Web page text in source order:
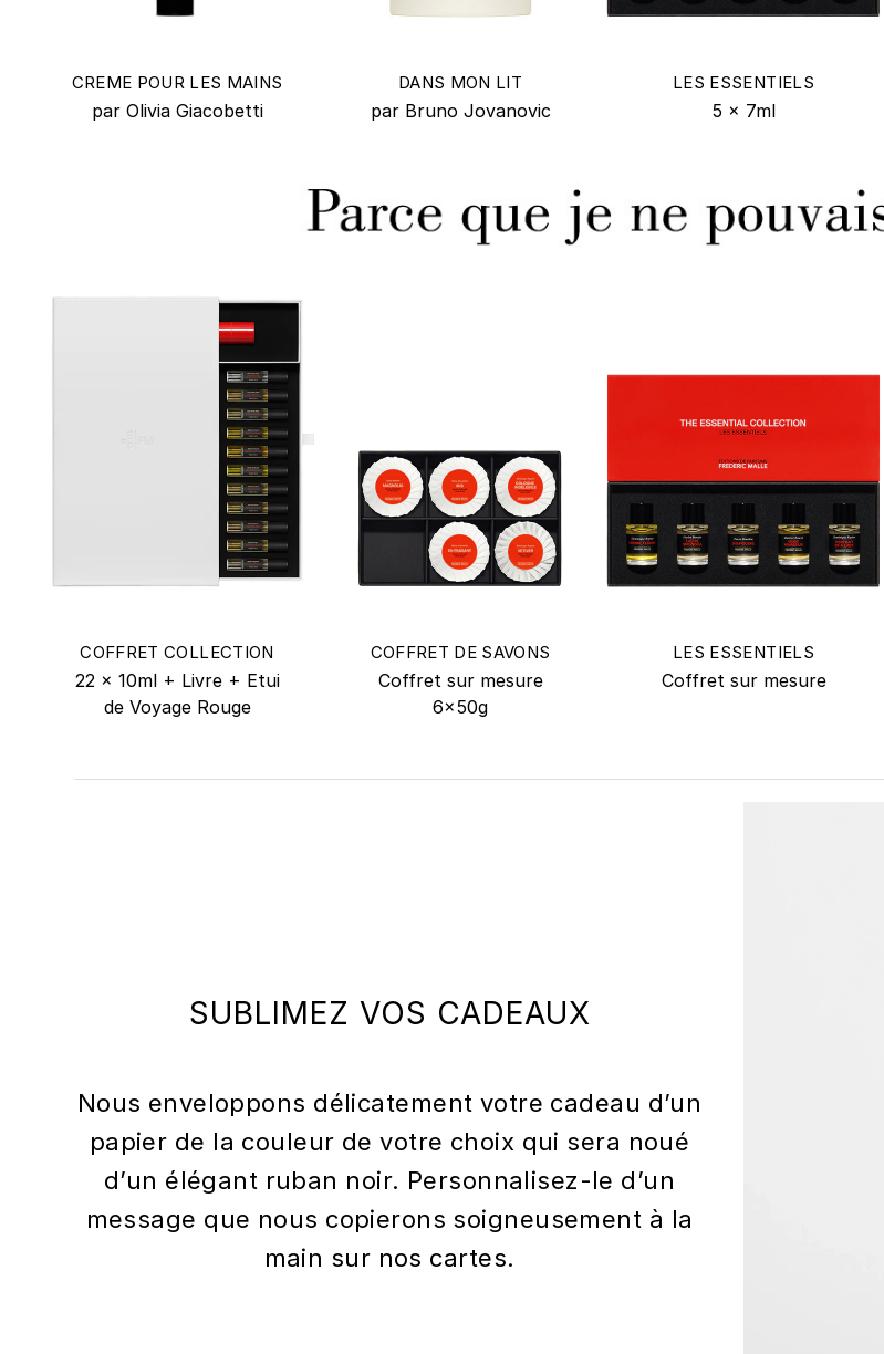
CREME POUR LES MAINS
par Olivia Giacobetti
DANS MON LIT
par Bruno Jovanovic
LES ESSENTIELS
5 x 7ml
COFFRET COLLECTION
22 x 10ml + Livre + Etui
de Voyage Rouge
COFFRET DE SAVONS
Coffret sur mesure
6x50g
LES ESSENTIELS
Coffret sur mesure
SUBLIMEZ VOS CADEAUX
Nous enveloppons délicatement votre cadeau d’un
papier de la couleur de votre choix qui sera noué
d’un élégant ruban noir. Personnalisez-le d’un
message que nous copierons soigneusement à la
main sur nos cartes.